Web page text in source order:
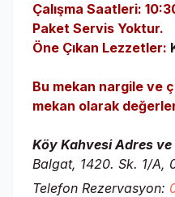
Çalışma Saatleri:
Paket Servis Yoktur.
Öne Çıkan Lezzetler:
Bu mekan nargile ve
mekan olarak
Köy Kahvesi Adres
Balgat, 1420. Sk. 1/A,
Telefon Rezervasyon: